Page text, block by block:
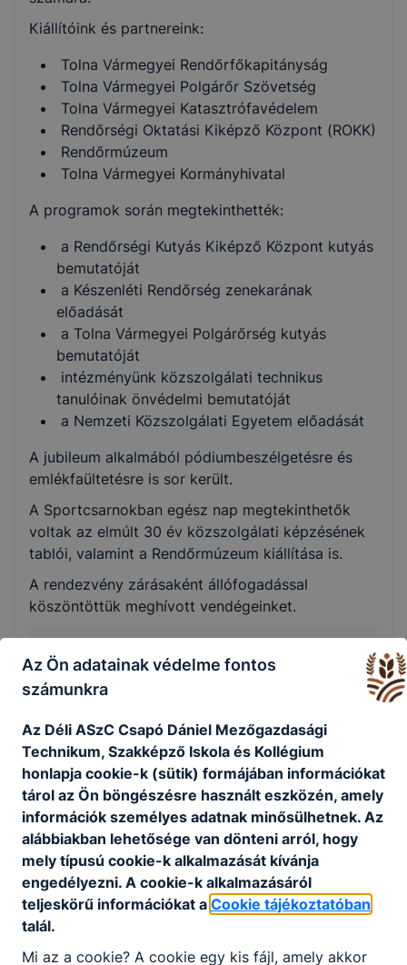
Kiállítóink és partnereink:
Tolna Vármegyei Rendőrfőkapitányság
Tolna Vármegyei Polgárőr Szövetség
Tolna Vármegyei Katasztrófavédelem
Rendőrségi Oktatási Kiképző Központ (ROKK)
Rendőrmúzeum
Tolna Vármegyei Kormányhivatal
A programok során megtekinthették:
a Rendőrségi Kutyás Kiképző Központ kutyás
bemutatóját
a Készenléti Rendőrség zenekarának
előadását
a Tolna Vármegyei Polgárőrség kutyás
bemutatóját
intézményünk közszolgálati technikus
tanulóinak önvédelmi bemutatóját
a Nemzeti Közszolgálati Egyetem előadását
A jubileum alkalmából pódiumbeszélgetésre és
emlékfaültetésre is sor került.
A Sportcsarnokban egész nap megtekinthetők
voltak az elmúlt 30 év közszolgálati képzésének
tablói, valamint a Rendőrmúzeum kiállítása is.
A rendezvény zárásaként állófogadással
köszöntöttük meghívott vendégeinket.
30. éves Közszolgálati képzés jubileumi
Megosztás
Az Ön adatainak védelme fontos
számunkra
Az Déli ASzC Csapó Dániel Mezőgazdasági
Technikum, Szakképző Iskola és Kollégium
honlapja cookie-k (sütik) formájában információkat
tárol az Ön böngészésre használt eszközén, amely
információk személyes adatnak minősülhetnek. Az
alábbiakban lehetősége van dönteni arról, hogy
mely típusú cookie-k alkalmazását kívánja
engedélyezni. A cookie-k alkalmazásáról
teljeskörű információkat a Cookie tájékoztatóban
talál.
Mi az a cookie? A cookie egy kis fájl, amely akkor